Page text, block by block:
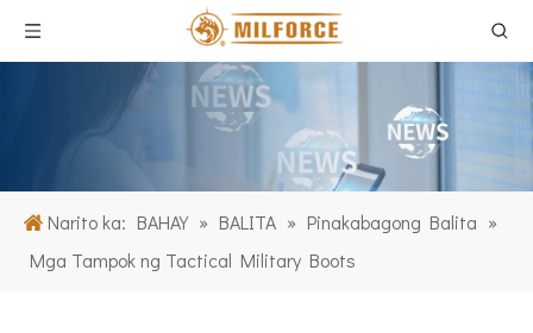
Narito ka: BAHAY » BALITA » Pinakabagong Balita »
Mga Tampok ng Tactical Military Boots